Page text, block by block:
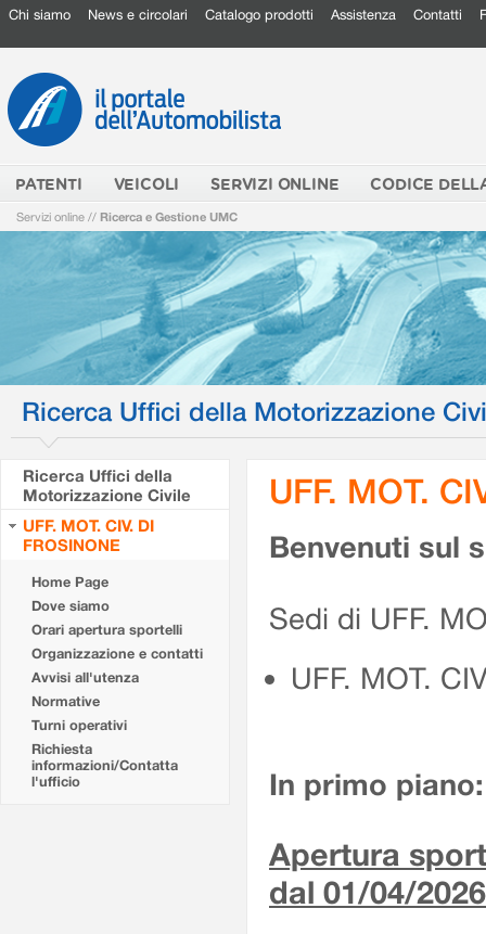
Chi siamo News e circolari Catalogo prodotti Assistenza Contatti
PATENTI VEICOLI SERVIZI ONLINE CODICE
Servizi online // Ricerca e Gestione UMC
Ricerca Uffici della Motorizzazione
Ricerca Uffici della
Motorizzazione Civile
UFF. MOT. CIV. DI
FROSINONE
Home Page
Dove siamo
Orari apertura sportelli
Organizzazione e contatti
Avvisi all'utenza
Normative
Turni operativi
Richiesta
informazioni/Contatta
l'ufficio
UFF. MOT.
Benvenuti sul
Sedi di UFF.
UFF. MOT.
In primo piano:
Apertura
dal 01/04/2026